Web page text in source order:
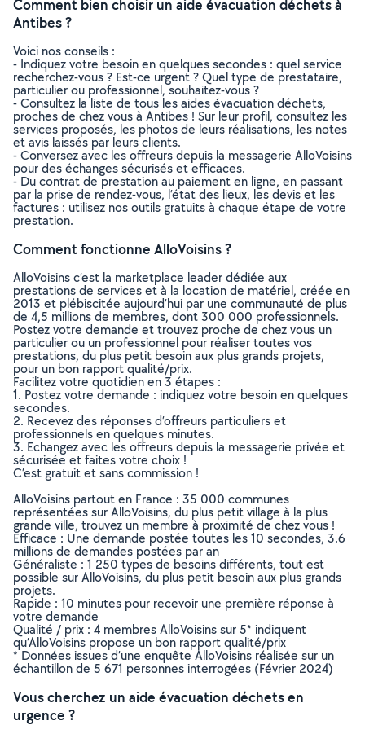
Comment bien choisir un aide évacuation déchets à
Antibes ?
Voici nos conseils :
- Indiquez votre besoin en quelques secondes : quel service
recherchez-vous ? Est-ce urgent ? Quel type de prestataire,
particulier ou professionnel, souhaitez-vous ?
- Consultez la liste de tous les aides évacuation déchets,
proches de chez vous à Antibes ! Sur leur profil, consultez les
services proposés, les photos de leurs réalisations, les notes
et avis laissés par leurs clients.
- Conversez avec les offreurs depuis la messagerie AlloVoisins
pour des échanges sécurisés et efficaces.
- Du contrat de prestation au paiement en ligne, en passant
par la prise de rendez-vous, l’état des lieux, les devis et les
factures : utilisez nos outils gratuits à chaque étape de votre
prestation.
Comment fonctionne AlloVoisins ?
AlloVoisins c’est la marketplace leader dédiée aux
prestations de services et à la location de matériel, créée en
2013 et plébiscitée aujourd’hui par une communauté de plus
de 4,5 millions de membres, dont 300 000 professionnels.
Postez votre demande et trouvez proche de chez vous un
particulier ou un professionnel pour réaliser toutes vos
prestations, du plus petit besoin aux plus grands projets,
pour un bon rapport qualité/prix.
Facilitez votre quotidien en 3 étapes :
1. Postez votre demande : indiquez votre besoin en quelques
secondes.
2. Recevez des réponses d’offreurs particuliers et
professionnels en quelques minutes.
3. Echangez avec les offreurs depuis la messagerie privée et
sécurisée et faites votre choix !
C’est gratuit et sans commission !
AlloVoisins partout en France : 35 000 communes
représentées sur AlloVoisins, du plus petit village à la plus
grande ville, trouvez un membre à proximité de chez vous !
Efficace : Une demande postée toutes les 10 secondes, 3.6
millions de demandes postées par an
Généraliste : 1 250 types de besoins différents, tout est
possible sur AlloVoisins, du plus petit besoin aux plus grands
projets.
Rapide : 10 minutes pour recevoir une première réponse à
votre demande
Qualité / prix : 4 membres AlloVoisins sur 5* indiquent
qu’AlloVoisins propose un bon rapport qualité/prix
* Données issues d’une enquête AlloVoisins réalisée sur un
échantillon de 5 671 personnes interrogées (Février 2024)
Vous cherchez un aide évacuation déchets en
urgence ?